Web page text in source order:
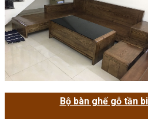
Bộ bàn ghế gỗ tần